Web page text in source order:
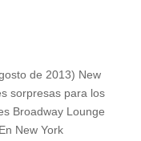
de 2013) New
sorpresas para los
Broadway Lounge
New York